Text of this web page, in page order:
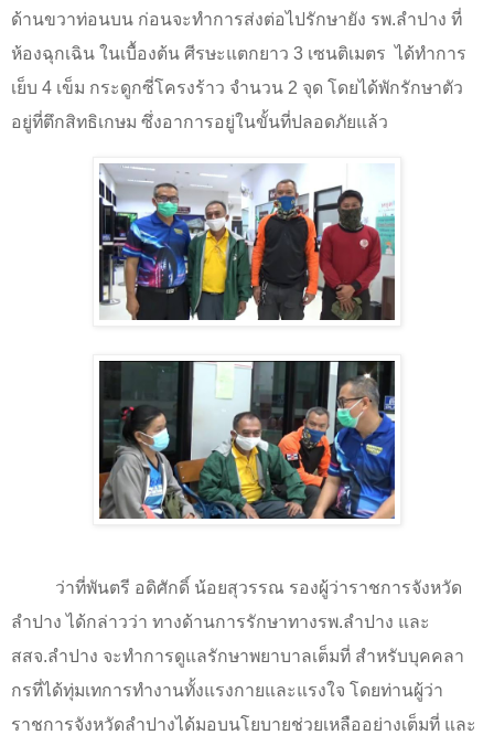
ด้านขวาท่อนบน ก่อนจะทำการส่งต่อไปรักษายัง รพ.ลำปาง ที่
ห้องฉุกเฉิน ในเบื้องต้น ศีรษะแตกยาว 3 เซนติเมตร ได้ทำการ
เย็บ 4 เข็ม กระดูกซี่โครงร้าว จำนวน 2 จุด โดยได้พักรักษาตัว
อยู่ที่ตึกสิทธิเกษม ซึ่งอาการอยู่ในขั้นที่ปลอดภัยแล้ว
ว่าที่พันตรี อดิศักดิ์ น้อยสุวรรณ รองผู้ว่าราชการจังหวัด
ลำปาง ได้กล่าวว่า ทางด้านการรักษาทางรพ.ลำปาง และ
สสจ.ลำปาง จะทำการดูแลรักษาพยาบาลเต็มที่ สำหรับบุคคลา
กรที่ได้ทุ่มเทการทำงานทั้งแรงกายและแรงใจ โดยท่านผู้ว่า
ราชการจังหวัดลำปางได้มอบนโยบายช่วยเหลืออย่างเต็มที่ และ